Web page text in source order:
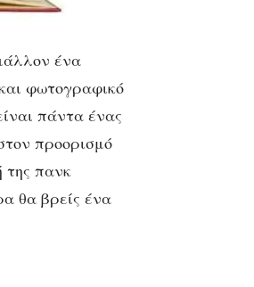
ένα
φωτογραφικό
πάντα ένας
προορισμό
της πανκ
θα βρείς ένα